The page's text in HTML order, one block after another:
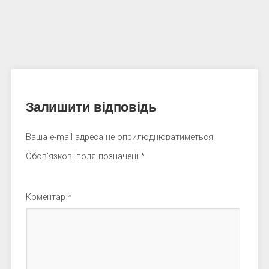
Залишити відповідь
Ваша e-mail адреса не оприлюднюватиметься.
Обов’язкові поля позначені *
Коментар *